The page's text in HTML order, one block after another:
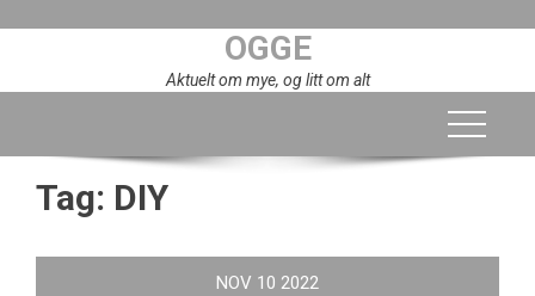
OGGE
Aktuelt om mye, og litt om alt
Tag: DIY
NOV 10 2022